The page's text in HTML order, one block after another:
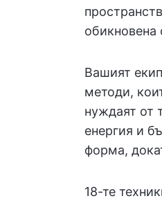
обикновена
Вашият
методи,
нуждаят от
енергия и
форма,
18-те